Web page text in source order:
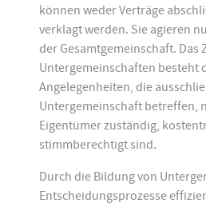
können weder Verträge
verklagt werden. Sie agieren
der Gesamtgemeinschaft. Das
Untergemeinschaften besteht
Angelegenheiten, die
Untergemeinschaft betreffen,
Eigentümer zuständig,
stimmberechtigt sind.
Durch die Bildung von
Entscheidungsprozesse